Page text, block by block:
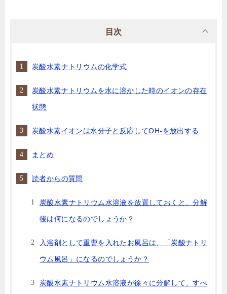
目次
炭酸水素ナトリウムの化学式
炭酸水素ナトリウムを水に溶かした時のイオンの存在
状態
炭酸水素イオンは水分子と反応してOH-を放出する
まとめ
読者からの質問
炭酸水素ナトリウム水溶液を放置しておくと、分解
後は何になるのでしょうか？
入浴剤として重曹を入れたお風呂は、「炭酸ナトリ
ウム風呂」になるのでしょうか？
炭酸水素ナトリウム水溶液が徐々に分解して、すべ